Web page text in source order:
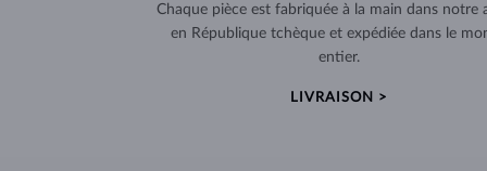
Chaque pièce est fabriquée à la main dans notre
en République tchèque et expédiée dans le
entier.
LIVRAISON >